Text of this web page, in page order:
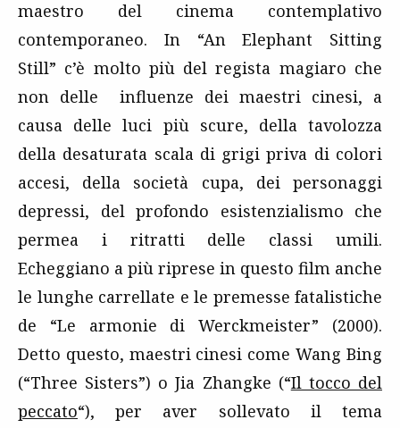
maestro del cinema contemplativo
contemporaneo. In “An Elephant Sitting
Still” c’è molto più del regista magiaro che
non delle influenze dei maestri cinesi, a
causa delle luci più scure, della tavolozza
della desaturata scala di grigi priva di colori
accesi, della società cupa, dei personaggi
depressi, del profondo esistenzialismo che
permea i ritratti delle classi umili.
Echeggiano a più riprese in questo film anche
le lunghe carrellate e le premesse fatalistiche
de “Le armonie di Werckmeister” (2000).
Detto questo, maestri cinesi come Wang Bing
(“Three Sisters”) o Jia Zhangke (“Il tocco del
peccato“), per aver sollevato il tema